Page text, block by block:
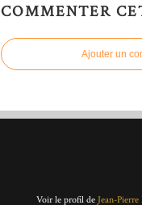
COMMENTER
Ajouter un
Voir le profil de Jean-